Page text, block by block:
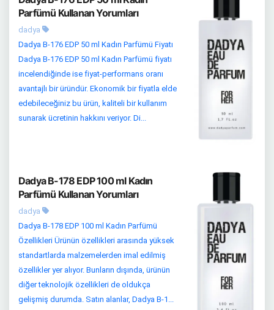
Parfümü Kullanan Yorumları
dadya
Dadya B-176 EDP 50 ml Kadın Parfümü Fiyatı
Dadya B-176 EDP 50 ml Kadın Parfümü fiyatı
incelendiğinde ise fiyat-performans oranı
avantajlı bir üründür. Ekonomik bir fiyatla elde
edebileceğiniz bu ürün, kaliteli bir kullanım
sunarak ücretinin hakkını veriyor. Di...
Dadya B-178 EDP 100 ml Kadın
Parfümü Kullanan Yorumları
dadya
Dadya B-178 EDP 100 ml Kadın Parfümü
Özellikleri Ürünün özellikleri arasında yüksek
standartlarda malzemelerden imal edilmiş
özellikler yer alıyor. Bunların dışında, ürünün
diğer teknolojik özellikleri de oldukça
gelişmiş durumda. Satın alanlar, Dadya B-1...